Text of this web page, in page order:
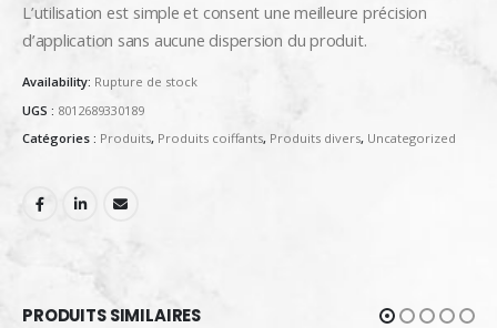
L’utilisation est simple et consent une meilleure précision
d’application sans aucune dispersion du produit.
Availability: Rupture de stock
UGS : 8012689330189
Catégories : Produits, Produits coiffants, Produits divers, Uncategorized
PRODUITS SIMILAIRES